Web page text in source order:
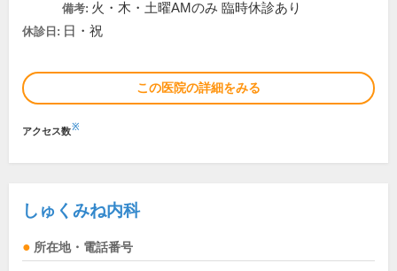
備考: 火・木・土曜AMのみ 臨時休診あり
休診日: 日・祝
この医院の詳細をみる
アクセス数※
しゅくみね内科
所在地・電話番号